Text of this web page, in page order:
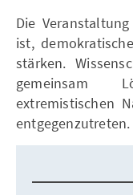
Die
ist,
stärken.
gemeinsam
extremistischen
entgegenzutreten.